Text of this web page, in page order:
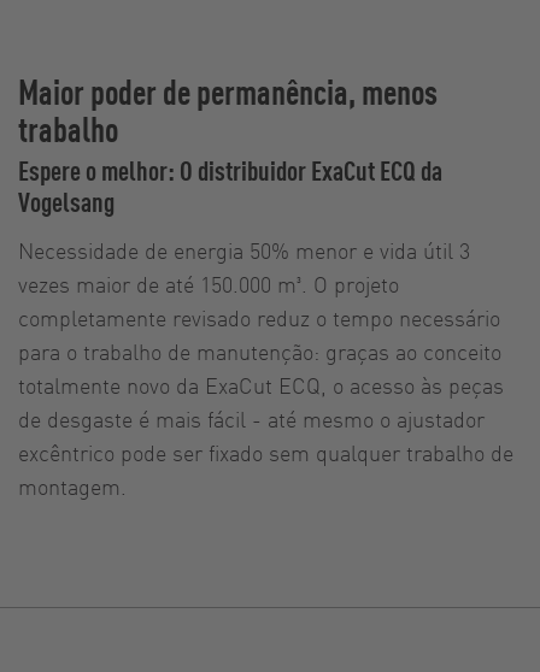
Maior poder de permanência, menos
trabalho
Espere o melhor: O distribuidor ExaCut ECQ da
Vogelsang
Necessidade de energia 50% menor e vida útil 3
vezes maior de até 150.000 m³. O projeto
completamente revisado reduz o tempo necessário
para o trabalho de manutenção: graças ao conceito
totalmente novo da ExaCut ECQ, o acesso às peças
de desgaste é mais fácil - até mesmo o ajustador
excêntrico pode ser fixado sem qualquer trabalho de
montagem.